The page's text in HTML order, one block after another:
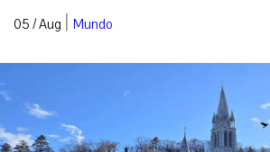
05 / Aug | Mundo